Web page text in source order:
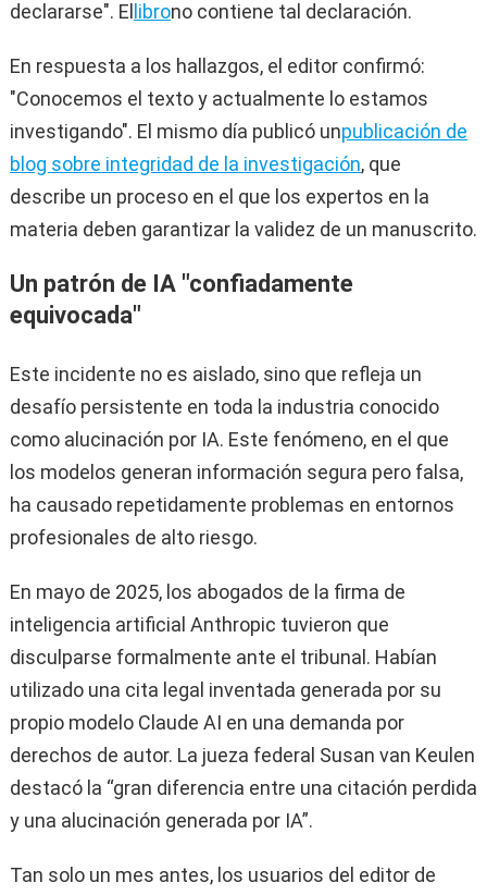
declararse". El librono contiene tal declaración.
En respuesta a los hallazgos, el editor confirmó:
"Conocemos el texto y actualmente lo estamos
investigando". El mismo día publicó unpublicación de
blog sobre integridad de la investigación, que
describe un proceso en el que los expertos en la
materia deben garantizar la validez de un manuscrito.
Un patrón de IA "confiadamente
equivocada"
Este incidente no es aislado, sino que refleja un
desafío persistente en toda la industria conocido
como alucinación por IA. Este fenómeno, en el que
los modelos generan información segura pero falsa,
ha causado repetidamente problemas en entornos
profesionales de alto riesgo.
En mayo de 2025, los abogados de la firma de
inteligencia artificial Anthropic tuvieron que
disculparse formalmente ante el tribunal. Habían
utilizado una cita legal inventada generada por su
propio modelo Claude AI en una demanda por
derechos de autor. La jueza federal Susan van Keulen
destacó la “gran diferencia entre una citación perdida
y una alucinación generada por IA”.
Tan solo un mes antes, los usuarios del editor de